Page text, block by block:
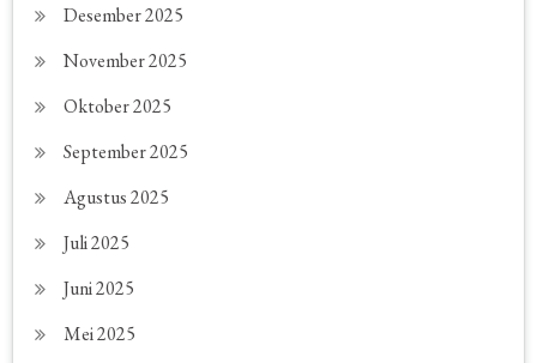
Desember 2025
November 2025
Oktober 2025
September 2025
Agustus 2025
Juli 2025
Juni 2025
Mei 2025